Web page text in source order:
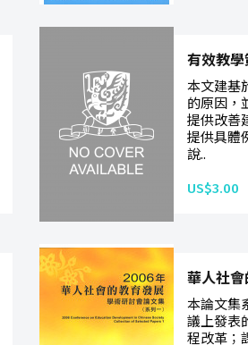
有效教學
本文建基
的原因，
提供改善
提供具體
說..
US$3.00
華人社
本論文集
議上發表
程改革；